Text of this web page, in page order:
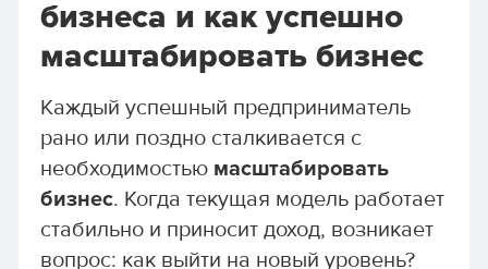
бизнеса и как успешно
масштабировать бизнес
Каждый успешный предприниматель
рано или поздно сталкивается с
необходимостью масштабировать
бизнес. Когда текущая модель работает
стабильно и приносит доход, возникает
вопрос: как выйти на новый уровень?